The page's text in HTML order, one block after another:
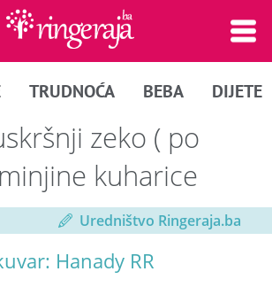
TRUDNOĆA BEBA DIJETE
zeko ( po
kuharice
Uredništvo Ringeraja.ba
Hanady RR